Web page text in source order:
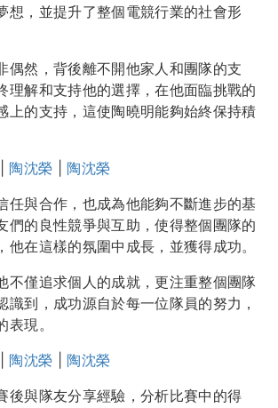
想，並提升了整個電競行業的社會形
偶然，背後離不開他家人和團隊的支
理解和支持他的選擇，在他面臨挑戰的
上的支持，這使陶曉明能夠始終保持積
陶沈榮
陶沈榮
任與合作，也成為他能夠不斷進步的基
們的良性競爭與互助，使得整個團隊的
他在這樣的氛圍中成長，並獲得成功。
不僅追求個人的成就，更注重整個團隊
識到，成功源自於每一位隊員的努力，
現。
陶沈榮
陶沈榮
後與隊友分享經驗，分析比賽中的得